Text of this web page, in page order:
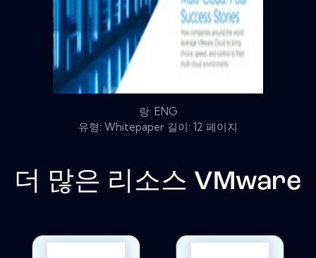
랑: ENG
유형: Whitepaper 길이: 12 페이지
더 많은 리소스 VMware